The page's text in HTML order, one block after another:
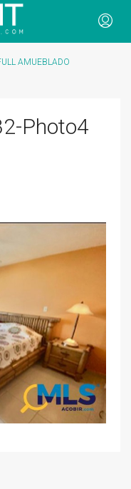
AMUEBLADO
Photo4